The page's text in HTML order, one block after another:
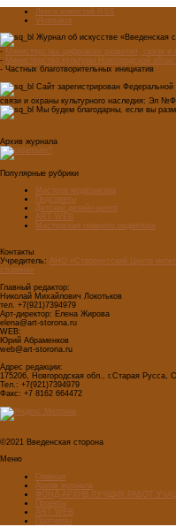
Лента новостей RSS
Vkontakte
Журнал об искусстве «Введенская
- Министерства цифрового развития, связи
- Министерство культуры Новгородской
- Частных благотворительных инициатив
Сайт зарегистрирован
связи и охраны культурного наследия: Эл
Мы будем благодарны, если вы
Архив журнала
Популярные рубрики
Мастера модернизма
Педсоветы
Детский дизайн-центр
ART WEB
Мастерская главного редактора
Контакты
Учредитель: АНО «Старорусский Центр
сторона»
Главный редактор:
Николай Михайлович Локотьков
тел. +7(921)7394979
Арт-директор: Елена Жирова
elena@art-storona.ru
WEB:
Юрий Абраменков
web@art-storona.ru
Адрес редакции:
175206, Новгородская обл., г.Старая Русса,
Тел.: +7(921)7394979
Факс: +7 8162 664472
©2021 Введенская сторона
Меню
Главная
Архив журнала
ФОНД-АРХИВ ЛУЧШИХ РАБОТ
Проекты
ART WEB
Партнеры